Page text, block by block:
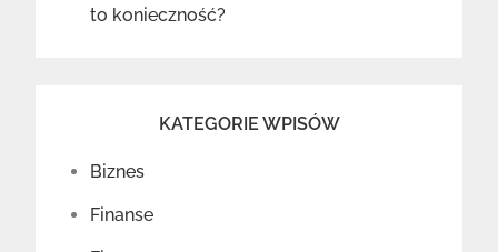
to konieczność?
KATEGORIE WPISÓW
Biznes
Finanse